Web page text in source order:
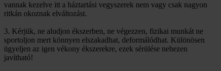
vannak kezelve itt a háztartási vegyszerek nem vagy csak nagyon
ritkán okoznak elváltozást.
3. Kérjük, ne aludjon ékszerben, ne végezzen, fizikai munkát ne
sportoljon mert könnyen elszakadhat, deformálódhat. Különösen
ügyeljen az igen vékony ékszerekre, ezek sérülése nehezen
javítható!